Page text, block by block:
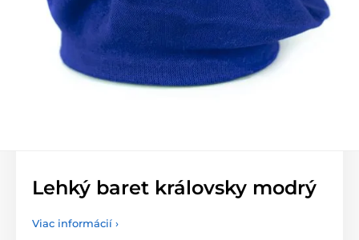
Lehký baret královsky modrý
Viac informácií ›